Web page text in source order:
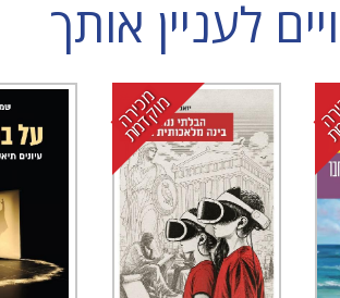
לעניין אותך
מ
כ
י
ר
ה
מ
ו
ק
ד
מ
ת